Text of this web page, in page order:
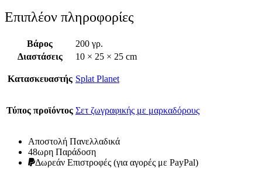
Επιπλέον πληροφορίες
Βάρος
200 γρ.
Διαστάσεις
10 × 25 × 25 cm
Κατασκευαστής Splat Planet
Τύπος προϊόντος Σετ ζωγραφικής με μαρκαδόρους
Αποστολή Πανελλαδικά
48ωρη Παράδοση
Δωρεάν Eπιστροφές (για αγορές με PayPal)